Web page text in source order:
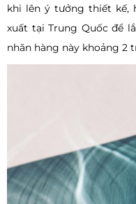
khi lên ý tưởng thiết kế,
xuất tại Trung Quốc để
nhãn hàng này khoảng 2